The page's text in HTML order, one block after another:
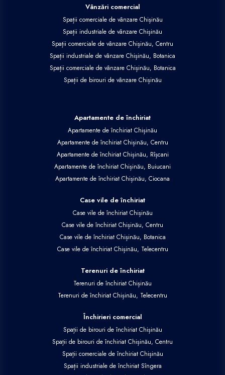
Vânzări comercial
Spații comerciale de vânzare Chișinău
Spații industriale de vânzare Chișinău
Spații comerciale de vânzare Chișinău, Centru
Spații industriale de vânzare Chișinău, Botanica
Spații comerciale de vânzare Chișinău, Botanica
Spații de birouri de vânzare Chișinău
Apartamente de închiriat
Apartamente de închiriat Chișinău
Apartamente de închiriat Chișinău, Centru
Apartamente de închiriat Chișinău, Rîșcani
Apartamente de închiriat Chișinău, Buiucani
Apartamente de închiriat Chișinău, Ciocana
Case vile de închiriat
Case vile de închiriat Chișinău
Case vile de închiriat Chișinău, Centru
Case vile de închiriat Chișinău, Botanica
Case vile de închiriat Chișinău, Telecentru
Terenuri de închiriat
Terenuri de închiriat Chișinău
Terenuri de închiriat Chișinău, Telecentru
Închirieri comercial
Spații de birouri de închiriat Chișinău
Spații de birouri de închiriat Chișinău, Centru
Spații comerciale de închiriat Chișinău
Spații industriale de închiriat Sîngera